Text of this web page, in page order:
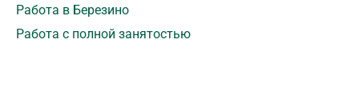
Работа в Березино
Работа с полной занятостью